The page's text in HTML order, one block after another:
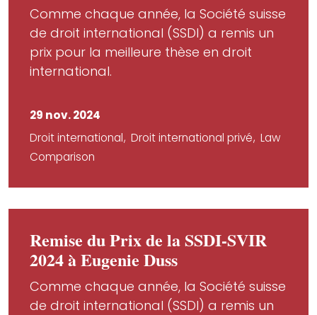
Comme chaque année, la Société suisse
de droit international (SSDI) a remis un
prix pour la meilleure thèse en droit
international.
29 nov. 2024
Droit international Droit international privé Law
Comparison
Remise du Prix de la SSDI-SVIR
2024 à Eugenie Duss
Comme chaque année, la Société suisse
de droit international (SSDI) a remis un